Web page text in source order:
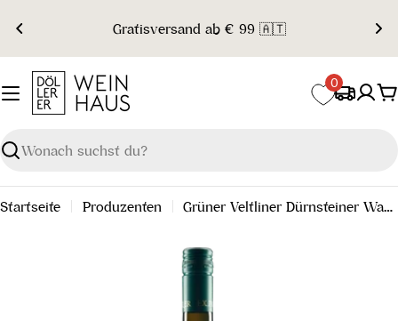
Inhalt
springen
Gratisversand ab € 99 🇦🇹
Suchen
0
Startseite Produzenten Grüner Veltliner Dürnsteiner Wachau DAC 2023